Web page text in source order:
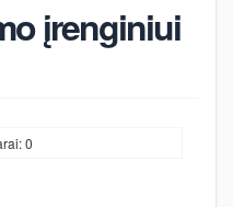
įrenginiui
0